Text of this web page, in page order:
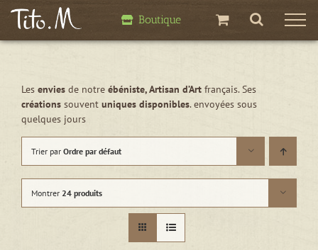
Passer
Boutique
Les envies de notre ébéniste, Artisan d’Art français. Ses
créations souvent uniques disponibles. envoyées sous
quelques jours
Trier par Ordre par défaut
Montrer 24 produits